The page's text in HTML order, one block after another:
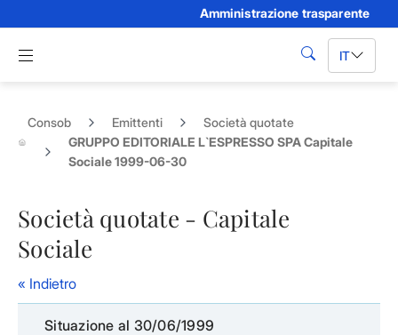
Amministrazione trasparente
Apri menu di navigazione
cerca IT
Consob Emittenti
Società quotate
GRUPPO EDITORIALE L`ESPRESSO SPA Capitale
Sociale 1999-06-30
Società quotate - Capitale
Sociale
« Indietro
Situazione al 30/06/1999